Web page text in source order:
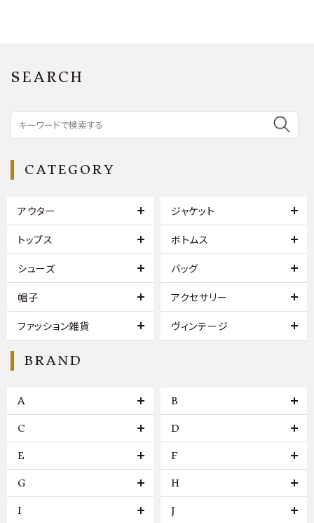
SEARCH
CATEGORY
アウター ジャケット
トップス ボトムス
シューズ バッグ
帽子 アクセサリー
ファッション雑貨 ヴィンテージ
BRAND
A B
C D
E F
G H
I J